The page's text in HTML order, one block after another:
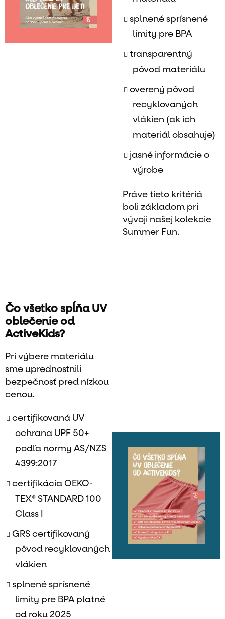
splnené sprísnené
limity pre BPA
transparentný
pôvod materiálu
overený pôvod
recyklovaných
vlákien (ak ich
materiál obsahuje)
jasné informácie o
výrobe
Práve tieto kritériá
boli základom pri
vývoji našej kolekcie
Summer Fun.
Čo všetko spĺňa UV
oblečenie od
ActiveKids?
Pri výbere materiálu
sme uprednostnili
bezpečnosť pred nízkou
cenou.
certifikovaná UV
ochrana UPF 50+
podľa normy AS/NZS
4399:2017
certifikácia OEKO-
TEX® STANDARD 100
Class I
GRS certifikovaný
pôvod recyklovaných
vlákien
splnené sprísnené
limity pre BPA platné
od roku 2025